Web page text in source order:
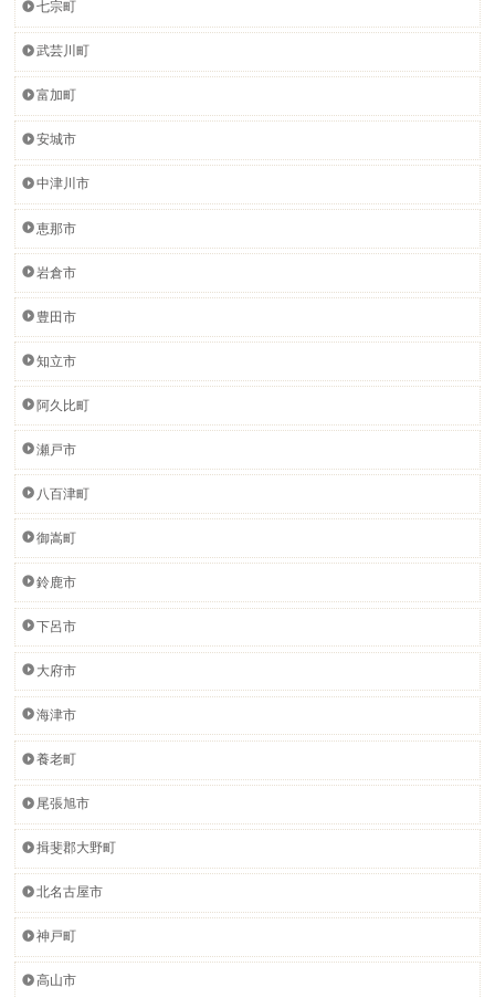
七宗町
武芸川町
富加町
安城市
中津川市
恵那市
岩倉市
豊田市
知立市
阿久比町
瀬戸市
八百津町
御嵩町
鈴鹿市
下呂市
大府市
海津市
養老町
尾張旭市
揖斐郡大野町
北名古屋市
神戸町
高山市